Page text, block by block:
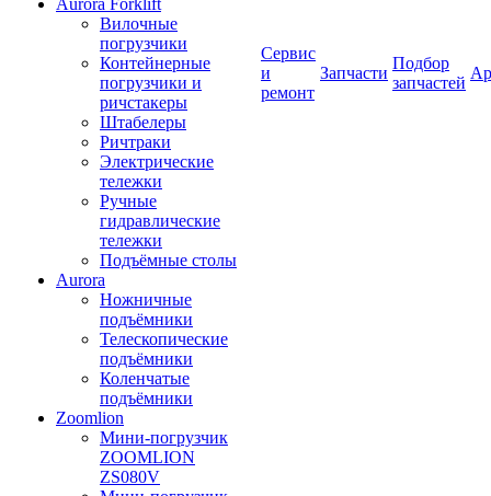
Aurora Forklift
Вилочные
погрузчики
Контейнерные
погрузчики и
ричстакеры
Штабелеры
Ричтраки
Электрические
тележки
Ручные
гидравлические
тележки
Подъёмные столы
Aurora
Ножничные
подъёмники
Телескопические
подъёмники
Коленчатые
подъёмники
Zoomlion
Мини-погрузчик
ZOOMLION
ZS080V
Сервис
и
ремонт
Запчасти
Подбор
запчастей